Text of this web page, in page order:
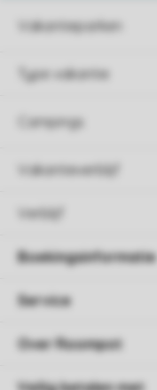
Vakantieparken
Type vakantie
Campings
Vakantieverblijf
Verblijf
Boekingsinformatie
Service
Over Roompot